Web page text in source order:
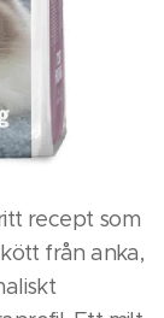
recept som
från anka,